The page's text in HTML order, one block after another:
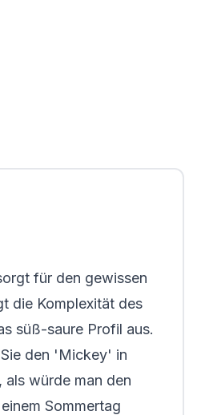
für den gewissen
die Komplexität des
süß-saure Profil aus.
den 'Mickey' in
als würde man den
Sommertag